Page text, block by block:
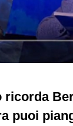
ricorda
puoi